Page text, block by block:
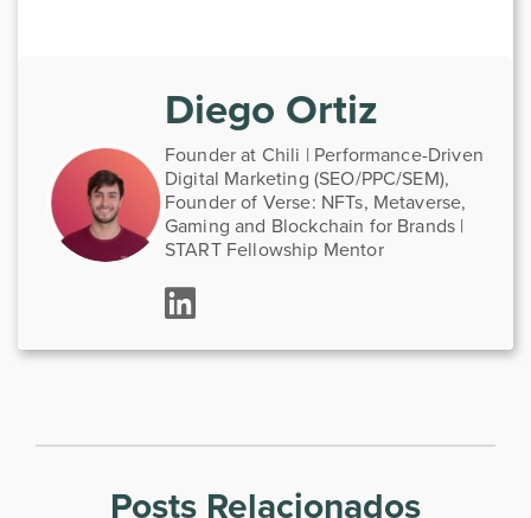
Diego Ortiz
Founder at Chili | Performance-Driven
Digital Marketing (SEO/PPC/SEM),
Founder of Verse: NFTs, Metaverse,
Gaming and Blockchain for Brands |
START Fellowship Mentor
Posts Relacionados